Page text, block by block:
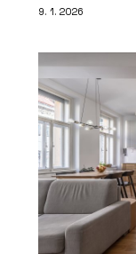
9. 1. 2026